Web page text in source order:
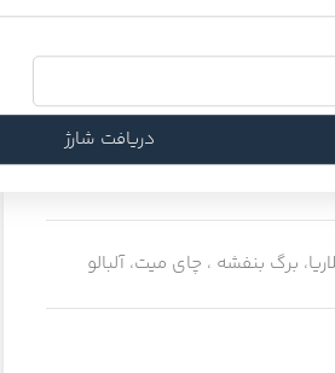
برگ بنفشه ، چای میت، آلبالو
دریافت شارژ